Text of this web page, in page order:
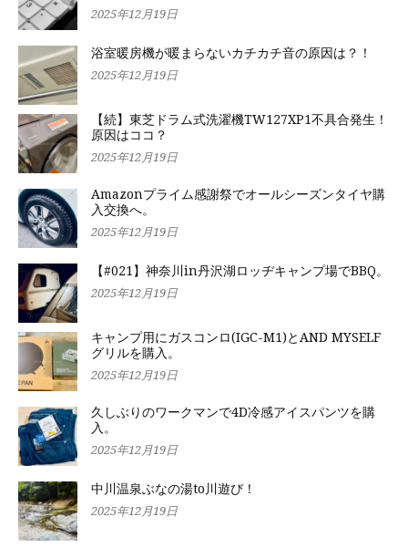
2025年12月19日
浴室暖房機が暖まらないカチカチ音の原因は？！
2025年12月19日
【続】東芝ドラム式洗濯機TW127XP1不具合発生！
原因はココ？
2025年12月19日
Amazonプライム感謝祭でオールシーズンタイヤ購
入交換へ。
2025年12月19日
【#021】神奈川in丹沢湖ロッヂキャンプ場でBBQ。
2025年12月19日
キャンプ用にガスコンロ(IGC-M1)とAND MYSELF
グリルを購入。
2025年12月19日
久しぶりのワークマンで4D冷感アイスパンツを購
入。
2025年12月19日
中川温泉ぶなの湯to川遊び！
2025年12月19日